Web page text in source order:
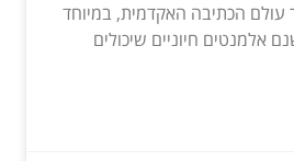
הכתיבה האקדמית, במיוחד
אלמנטים חיוניים שיכולים